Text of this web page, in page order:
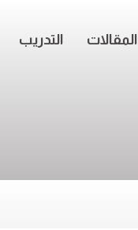
المقالات التدريب